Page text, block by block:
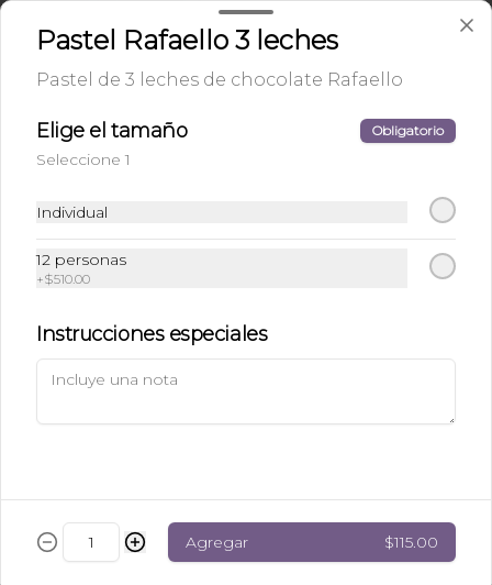
Charola de galletas pequeñas variadas
que contiene: galletas nane, alfajores
de nuez, alfajores de azúcar, galletas
agregar tortugas de chocolate.
chocolate blanco, de leche o
$35.00
Pastel Rafaello 3 leches
Pastel de 3 leches de chocolate Rafaello
Elige el tamaño Obligatorio
Seleccione 1
Individual
12 personas
+$510.00
Instrucciones especiales
Agregar $115.00